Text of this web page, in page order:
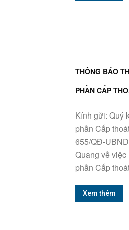
THÔNG BÁO
PHẦN CẤP
Kính gửi: Quý
phần Cấp
655/QĐ-
Quang về
phần Cấp
Xem thêm